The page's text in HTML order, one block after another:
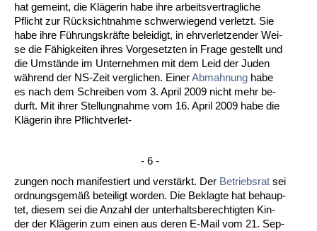
hat ge­meint, die Kläge­rin ha­be ih­re ar­beits­ver­trag­li­che
Pflicht zur Rück­sicht­nah­me schwer­wie­gend ver­letzt. Sie
ha­be ih­re Führungs­kräfte be­lei­digt, in ehr­ver­let­zen­der Wei­
se die Fähig­kei­ten ih­res Vor­ge­setz­ten in Fra­ge ge­stellt und
die Umstände im Un­ter­neh­men mit dem Leid der Ju­den
während der NS-Zeit ver­gli­chen. Ei­nerAb­mah­nung ha­be
es nach dem Schrei­ben vom 3. April 2009 nicht mehr be­
durft. Mit ih­rer Stel­lung­nah­me vom 16. April 2009 ha­be die
Kläge­rin ih­re Pflicht­ver­let-
- 6 -
zun­gen noch ma­ni­fes­tiert und verstärkt. Der Be­triebs­rat sei
ord­nungs­gemäß be­tei­ligt wor­den. Die Be­klag­te hat be­haup­
tet, die­sem sei die An­zahl der un­ter­halts­be­rech­tig­ten Kin­
der der Kläge­rin zum ei­nen aus de­ren E-Mail vom 21. Sep­